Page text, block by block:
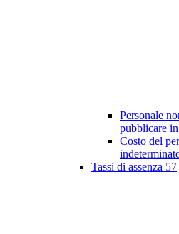
Personale
pubblicare
Costo del
Tassi di assenza 57